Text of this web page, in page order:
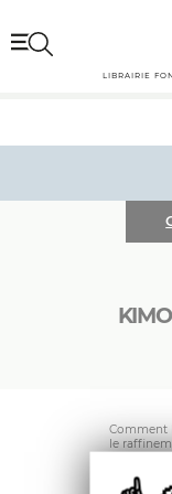
LIBRAIRIE
Comment
le
simplicité